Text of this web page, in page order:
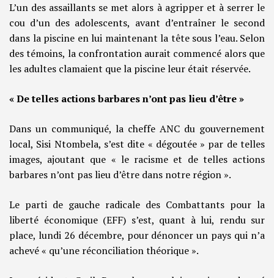
L’un des assaillants se met alors à agripper et à serrer le
cou d’un des adolescents, avant d’entraîner le second
dans la piscine en lui maintenant la tête sous l’eau. Selon
des témoins, la confrontation aurait commencé alors que
les adultes clamaient que la piscine leur était réservée.
« De telles actions barbares n’ont pas lieu d’être »
Dans un communiqué, la cheffe ANC du gouvernement
local, Sisi Ntombela, s’est dite « dégoutée » par de telles
images, ajoutant que « le racisme et de telles actions
barbares n’ont pas lieu d’être dans notre région ».
Le parti de gauche radicale des Combattants pour la
liberté économique (EFF) s’est, quant à lui, rendu sur
place, lundi 26 décembre, pour dénoncer un pays qui n’a
achevé « qu’une réconciliation théorique ».